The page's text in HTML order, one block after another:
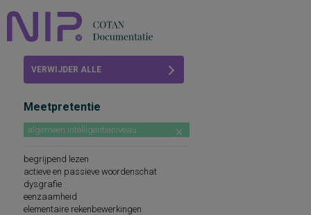
FAQ
VERWIJDER ALLE
Meetpretentie
algemeen intelligentieniveau
begrijpend lezen
actieve en passieve woordenschat
dysgrafie
eenzaamheid
elementaire rekenbewerkingen